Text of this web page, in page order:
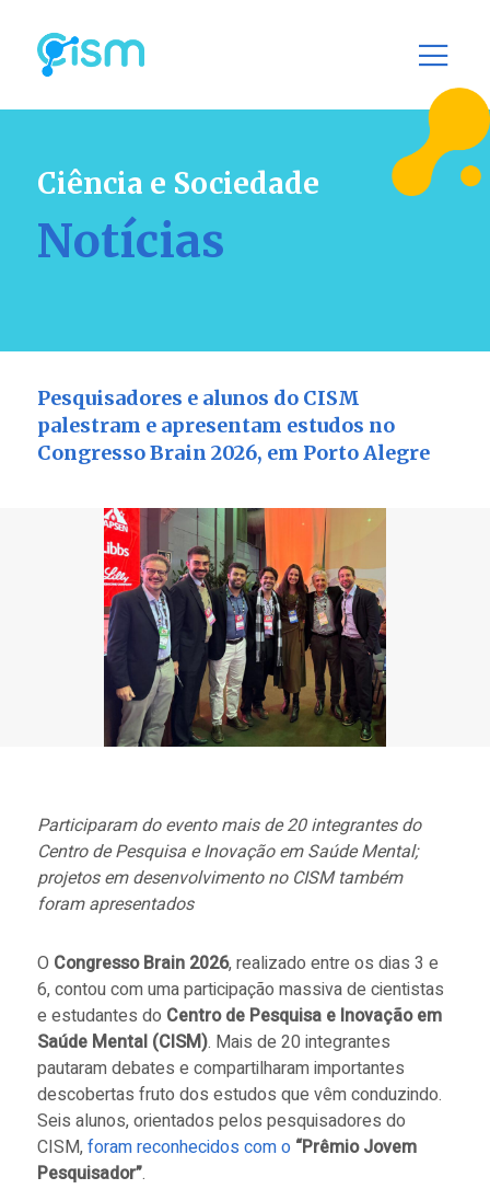
Ciência e Sociedade
Notícias
Pesquisadores e alunos do CISM
palestram e apresentam estudos no
Congresso Brain 2026, em Porto Alegre
Participaram do evento mais de 20 integrantes do
Centro de Pesquisa e Inovação em Saúde Mental;
projetos em desenvolvimento no CISM também
foram apresentados
O Congresso Brain 2026,realizado entre os dias 3 e
6, contou com uma participação massiva de cientistas
e estudantes do Centro de Pesquisa e Inovação em
Saúde Mental (CISM). Mais de 20 integrantes
pautaram debates e compartilharam importantes
descobertas fruto dos estudos que vêm conduzindo.
Seis alunos, orientados pelos pesquisadores do
CISM,foram reconhecidos com o “Prêmio Jovem
Pesquisador”.